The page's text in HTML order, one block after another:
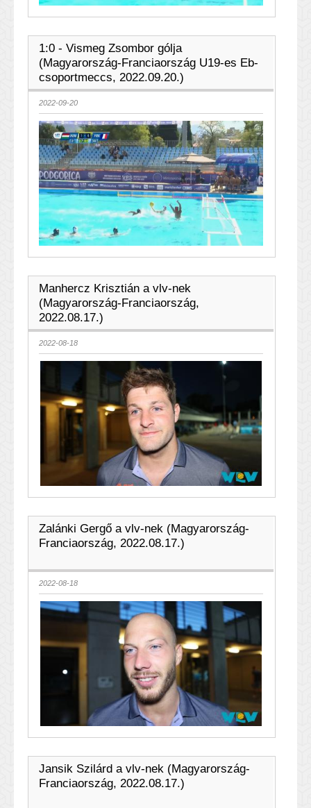
1:0 - Vismeg Zsombor gólja
(Magyarország-Franciaország U19-es Eb-
csoportmeccs, 2022.09.20.)
2022-09-20
Manhercz Krisztián a vlv-nek
(Magyarország-Franciaország,
2022.08.17.)
2022-08-18
Zalánki Gergő a vlv-nek (Magyarország-
Franciaország, 2022.08.17.)
2022-08-18
Jansik Szilárd a vlv-nek (Magyarország-
Franciaország, 2022.08.17.)